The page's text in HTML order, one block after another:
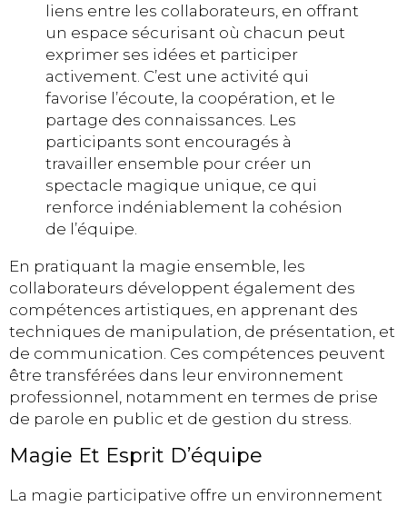
liens entre les collaborateurs, en offrant
un espace sécurisant où chacun peut
exprimer ses idées et participer
activement. C’est une activité qui
favorise l’écoute, la coopération, et le
partage des connaissances. Les
participants sont encouragés à
travailler ensemble pour créer un
spectacle magique unique, ce qui
renforce indéniablement la cohésion
de l’équipe.
En pratiquant la magie ensemble, les
collaborateurs développent également des
compétences artistiques, en apprenant des
techniques de manipulation, de présentation, et
de communication. Ces compétences peuvent
être transférées dans leur environnement
professionnel, notamment en termes de prise
de parole en public et de gestion du stress.
Magie Et Esprit D’équipe
La magie participative offre un environnement